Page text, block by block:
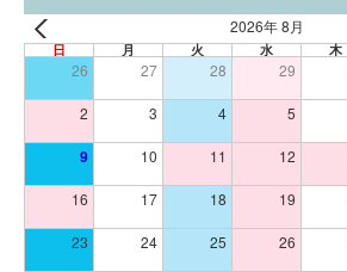
2026年 8月
日 月 火 水 木
26 27 28 29
2 3 4 5
9 10 11 12
16 17 18 19
23 24 25 26